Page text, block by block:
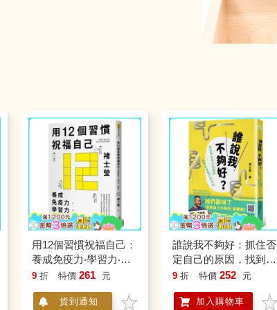
用12個習慣祝福自己：
養成免疫力‧學習力‧判
斷力
9 折 特價 261 元
貨到通知
誰說我不夠好：抓住否
定自己的原因，找到肯
定自己的方法
9 折 特價 252 元
加入購物車